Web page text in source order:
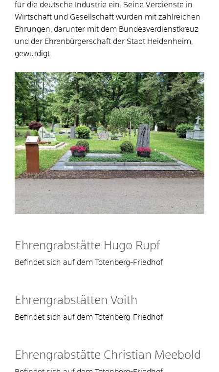
für die deutsche Industrie ein. Seine Verdienste in
Wirtschaft und Gesellschaft wurden mit zahlreichen
Ehrungen, darunter mit dem Bundesver­dienstkreuz
und der Ehrenbürgerschaft der Stadt Heidenheim,
gewürdigt.
Ehrengrabstätte Hugo Rupf
Befindet sich auf dem Totenberg-Friedhof
Ehrengrabstätten Voith
Befindet sich auf dem Totenberg-Friedhof
Ehrengrabstätte Christian Meebold